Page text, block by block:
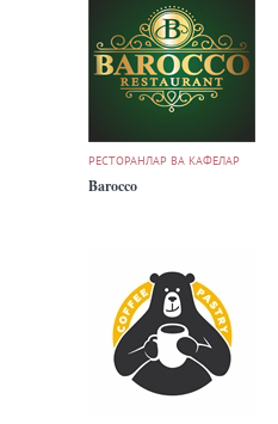
РЕСТОРАНЛАР ВА КАФЕЛАР
Barocco